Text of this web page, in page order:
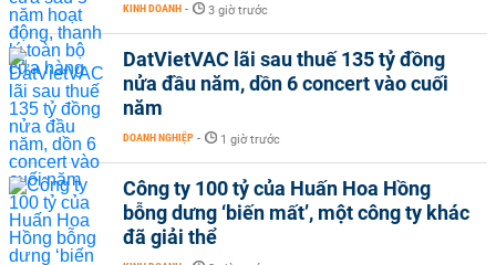
KINH DOANH - 3 giờ trước
DatVietVAC lãi sau thuế 135 tỷ đồng
nửa đầu năm, dồn 6 concert vào cuối
năm
DOANH NGHIỆP - 1 giờ trước
Công ty 100 tỷ của Huấn Hoa Hồng
bỗng dưng ‘biến mất’, một công ty khác
đã giải thể